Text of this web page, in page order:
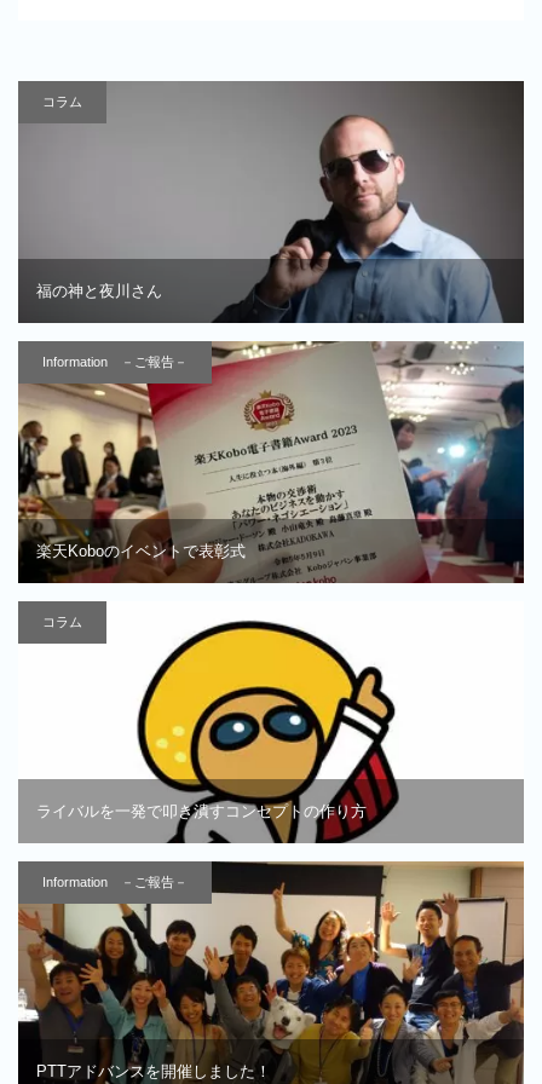
コラム
福の神と夜川さん
Information －ご報告－
楽天Koboのイベントで表彰式
コラム
ライバルを一発で叩き潰すコンセプトの作り方
Information －ご報告－
PTTアドバンスを開催しました！